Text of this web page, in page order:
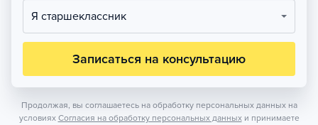
Я старшеклассник
Записаться на консультацию
Продолжая, вы соглашаетесь на обработку персональных данных на
условиях Согласия на обработку персональных данных и принимаете